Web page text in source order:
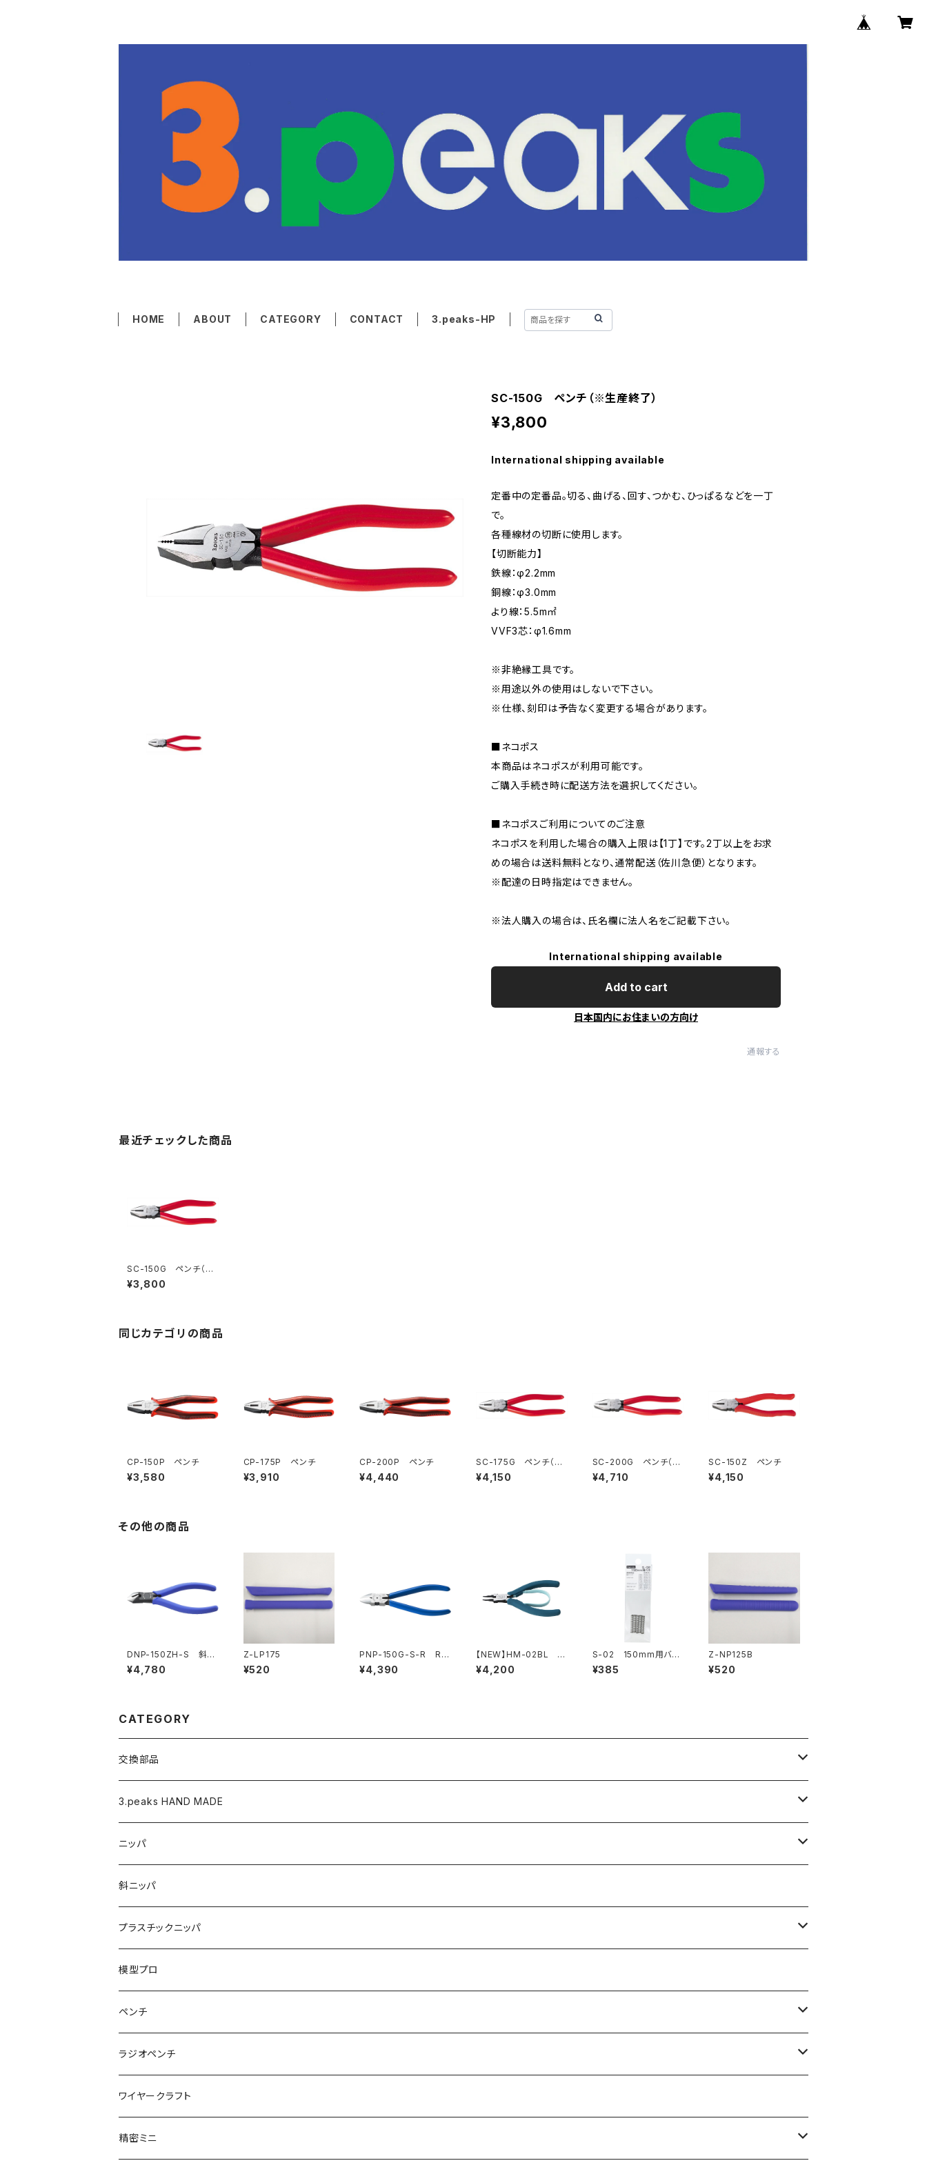
HOME ABOUT CATEGORY CONTACT 3.peaks-HP
SC-150G ペンチ（※生産終了）
¥3,800
International shipping available
定番中の定番品。切る、曲げる、回す、つかむ、ひっぱるなどを一丁
で。
各種線材の切断に使用します。
【切断能力】
鉄線：φ2.2mm
銅線：φ3.0mm
より線：5.5m㎡
VVF3芯：φ1.6mm
※非絶縁工具です。
※用途以外の使用はしないで下さい。
※仕様、刻印は予告なく変更する場合があります。
■ネコポス
本商品はネコポスが利用可能です。
ご購入手続き時に配送方法を選択してください。
■ネコポスご利用についてのご注意
ネコポスを利用した場合の購入上限は【1丁】です。2丁以上をお求
めの場合は送料無料となり、通常配送（佐川急便）となります。
※配達の日時指定はできません。
※法人購入の場合は、氏名欄に法人名をご記載下さい。
International shipping available
Add to cart
日本国内にお住まいの方向け
通報する
最近チェックした商品
SC-150G ペンチ（※
生産終了）
¥3,800
同じカテゴリの商品
CP-150P ペンチ
¥3,580
CP-175P ペンチ
¥3,910
CP-200P ペンチ
¥4,440
SC-175G ペンチ（※
生産終了）
¥4,150
SC-200G ペンチ（※
生産終了）
¥4,710
SC-150Z ペンチ
¥4,150
その他の商品
DNP-150ZH-S 斜ニ
ッパ（バネ付・刃穴付）
¥4,780
Z-LP175
¥520
PNP-150G-S-R R型
プラスチックニッパ（バネ
付）
¥4,390
【NEW】HM-02BL 丸
ペンチ（ピーコックブル
ー）
¥4,200
S-02 150mm用バネ
（5本入）
¥385
Z-NP125B
¥520
CATEGORY
交換部品
バネ
ナイロンジョープライヤー用 替えくわえ部
くちプラ用替えくわえ部
ハンマープライヤー用
グリップ
3.peaks HAND MADE
ニッパ
丸ペンチ
平ペンチ
ナイロンジョープライヤー
ニッパ
強力ニッパ
かるいニッパ
新サイズ強力ニッパ
パワーニッパ
ピアノ線強力ニッパ
結束バンド2WAYニッパ
結束バンドひっぱりニッパ
斜ニッパ
プラスチックニッパ
プラスチックニッパ
かるいプラスチックニッパ
ミニプラスチックニッパ
マイクロプラスチックニッパ
模型プロ 片刃プラニッパ
模型プロ
ペンチ
ペンチ
かるいペンチ
新サイズペンチ
ラジオペンチ
ラジオペンチ
かるいラジオペンチ
ワイヤークラフト
精密ミニ